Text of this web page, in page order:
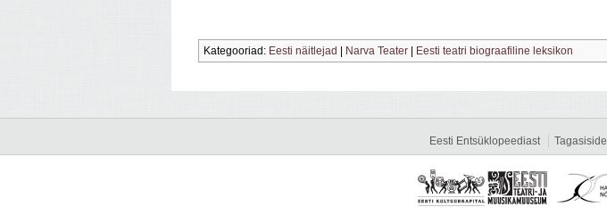
Kategooriad: Eesti näitlejad Narva Teater Eesti teatri biograafiline leksikon
Eesti Entsüklopeediast Tagasiside